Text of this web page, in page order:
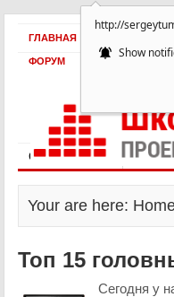
http://
Show
ГЛАВНАЯ
ФОРУМ
Статьи и видео
Your are here:
Топ 15
Сегодня у